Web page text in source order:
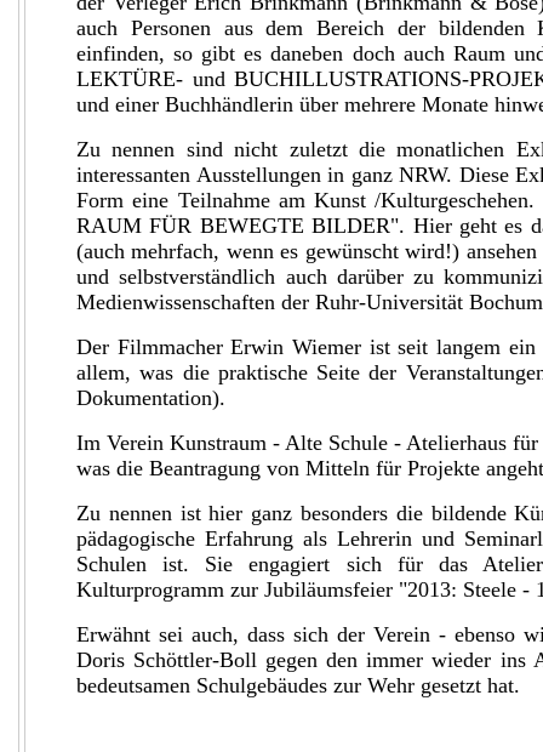
auch Personen aus dem Bereich der bildenden
einfinden, so gibt es daneben doch auch Raum
LEKTÜRE- und BUCHILLUSTRATIONS-
und einer Buchhändlerin über mehrere Monate
Zu nennen sind nicht zuletzt die monatlichen
interessanten Ausstellungen in ganz NRW. Diese
Form eine Teilnahme am Kunst /
RAUM FÜR BEWEGTE BILDER". Hier geht es
(auch mehrfach, wenn es gewünscht wird!)
und selbstverständlich auch darüber zu
Medienwissenschaften der Ruhr-Universität
Der Filmmacher Erwin Wiemer ist seit langem ein
allem, was die praktische Seite der
Dokumentation).
Im Verein Kunstraum - Alte Schule - Atelierhaus
was die Beantragung von Mitteln für Projekte
Zu nennen ist hier ganz besonders die bildende
pädagogische Erfahrung als Lehrerin und
Schulen ist. Sie engagiert sich für das
Kulturprogramm zur Jubiläumsfeier "2013: Steele -
Erwähnt sei auch, dass sich der Verein - ebenso
Doris Schöttler-Boll gegen den immer wieder ins
bedeutsamen Schulgebäudes zur Wehr gesetzt hat.